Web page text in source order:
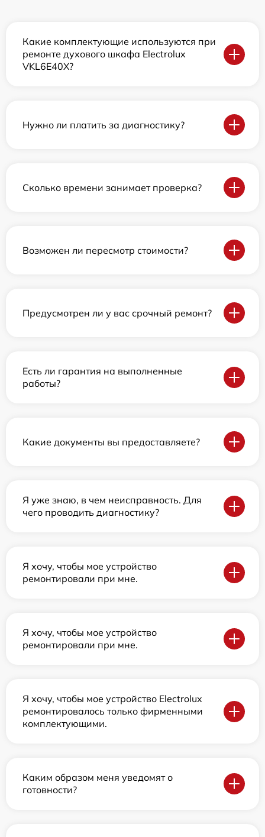
Какие комплектующие используются при
ремонте духового шкафа Electrolux
VKL6E40X?
Нужно ли платить за диагностику?
Сколько времени занимает проверка?
Возможен ли пересмотр стоимости?
Предусмотрен ли у вас срочный ремонт?
Есть ли гарантия на выполненные
работы?
Какие документы вы предоставляете?
Я уже знаю, в чем неисправность. Для
чего проводить диагностику?
Я хочу, чтобы мое устройство
ремонтировали при мне.
Я хочу, чтобы мое устройство
ремонтировали при мне.
Я хочу, чтобы мое устройство Electrolux
ремонтировалось только фирменными
комплектующими.
Каким образом меня уведомят о
готовности?